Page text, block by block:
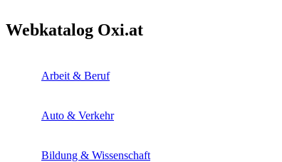
Webkatalog Oxi.at
Arbeit & Beruf
Auto & Verkehr
Bildung & Wissenschaft